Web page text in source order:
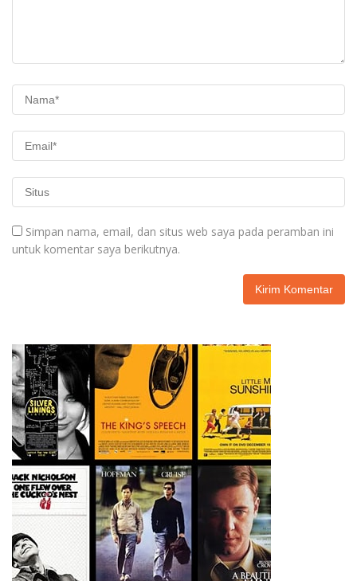
Simpan nama, email, dan situs web saya pada peramban ini
untuk komentar saya berikutnya.